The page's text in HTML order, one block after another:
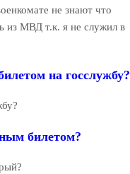
не знают что
из МВД т.к. я не служил в
на госслужбу?
билетом?